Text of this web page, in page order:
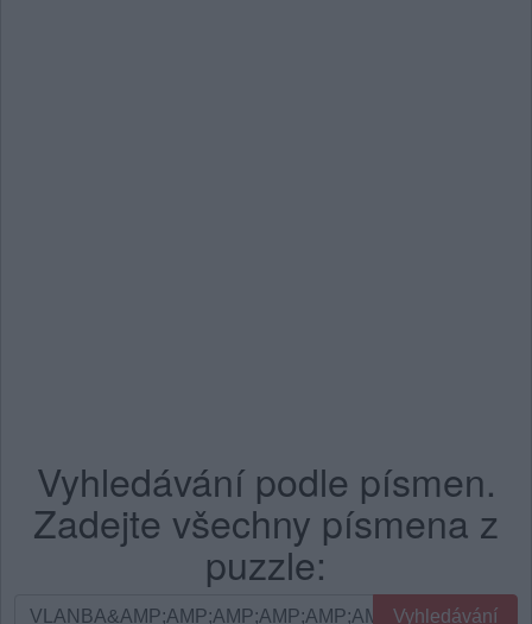
Vyhledávání podle písmen.
Zadejte všechny písmena z
puzzle:
Vyhledávání
Vyhledávání